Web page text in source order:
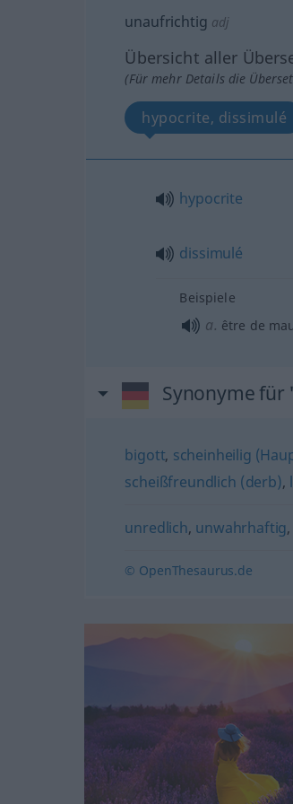
unaufrichtig adj
Übersicht aller
(Für mehr Details die
hypocrite, dissimulé
hypocrite
dissimulé
Beispiele
a. être de
Synonyme
bigott, scheinheilig
scheißfreundlich (derb),
unredlich, unwahrhaftig,
© OpenThesaurus.de